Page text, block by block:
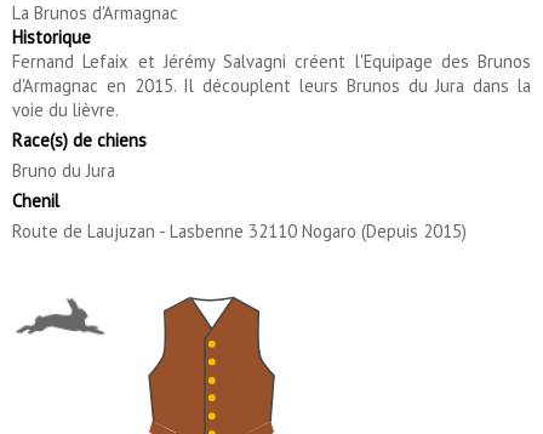
La Brunos d'Armagnac
Historique
Fernand Lefaix et Jérémy Salvagni créent l'Equipage des Brunos
d'Armagnac en 2015. Il découplent leurs Brunos du Jura dans la
voie du lièvre.
Race(s) de chiens
Bruno du Jura
Chenil
Route de Laujuzan - Lasbenne 32110 Nogaro (Depuis 2015)